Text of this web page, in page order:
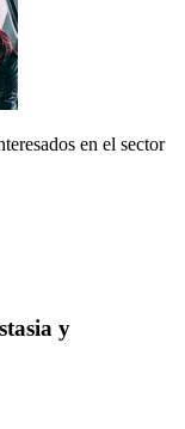
en el sector
y